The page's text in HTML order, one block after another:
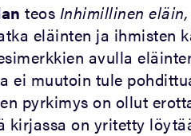
teos Inhimillinen
eläinten ja ihmisten
avulla
ei muutoin tule
pyrkimys on ollut
kirjassa on yritetty